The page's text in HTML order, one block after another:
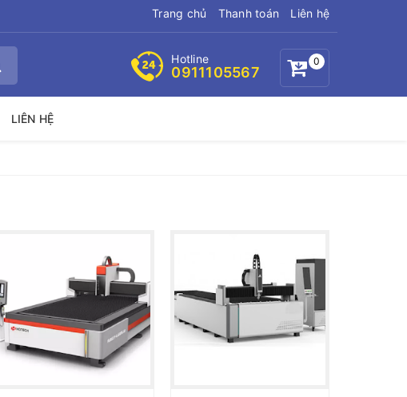
Trang chủ Thanh toán Liên hệ
0
Hotline
0911105567
LIÊN HỆ